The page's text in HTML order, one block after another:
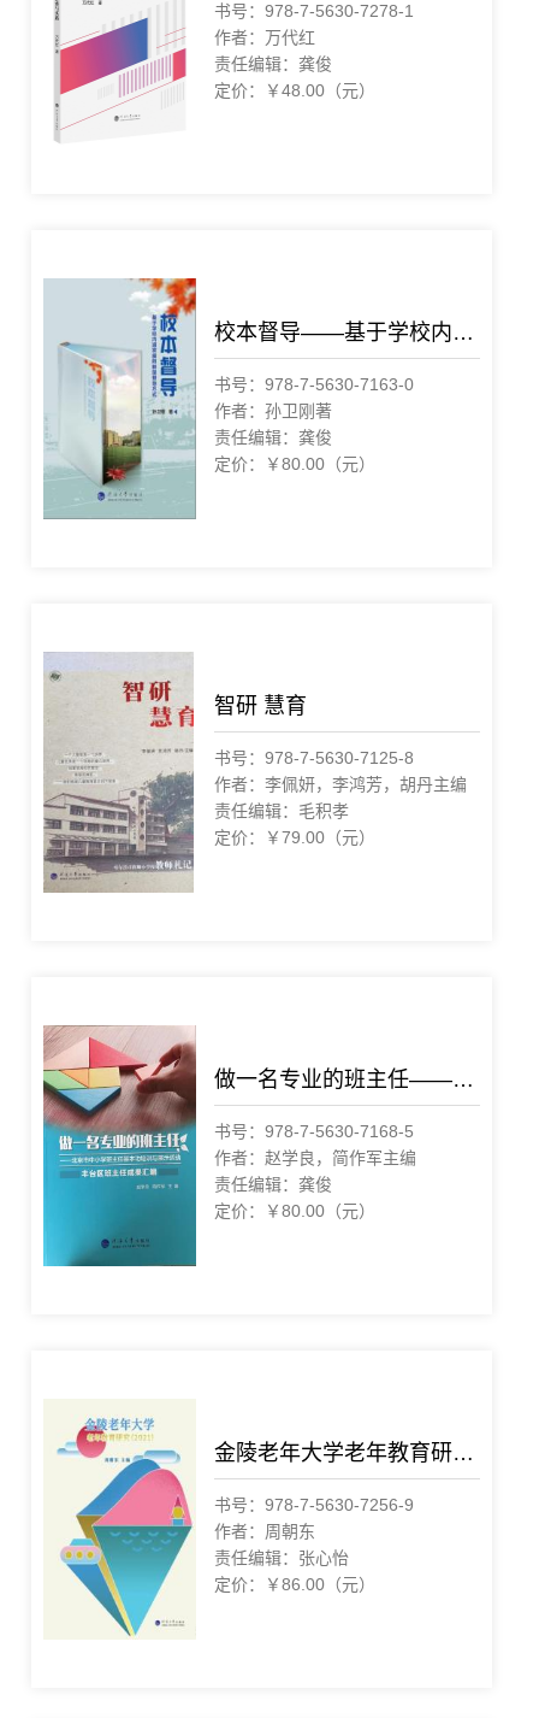
书号：978-7-5630-7278-1
作者：万代红
责任编辑：龚俊
定价：￥48.00（元）
校本督导——基于学校内涵发展的新型督导方式
书号：978-7-5630-7163-0
作者：孙卫刚著
责任编辑：龚俊
定价：￥80.00（元）
智研 慧育
书号：978-7-5630-7125-8
作者：李佩妍，李鸿芳，胡丹主编
责任编辑：毛积孝
定价：￥79.00（元）
做一名专业的班主任——北京市中小学班主任基本功培训与展示活动丰台区班主任成果汇编
书号：978-7-5630-7168-5
作者：赵学良，简作军主编
责任编辑：龚俊
定价：￥80.00（元）
金陵老年大学老年教育研究（2021）
书号：978-7-5630-7256-9
作者：周朝东
责任编辑：张心怡
定价：￥86.00（元）